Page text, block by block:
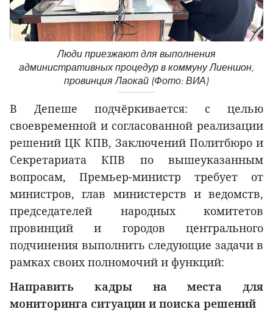
Люди приезжают для выполнения
административных процедур в коммуну Лиеншон,
провинция Лаокай (Фото: ВИА)
В Депеше подчёркивается: с целью
своевременной и согласованной реализации
решений ЦК КПВ, Заключений Политбюро и
Секретариата КПВ по вышеуказанным
вопросам, Премьер-министр требует от
министров, глав министерств и ведомств,
председателей народных комитетов
провинций и городов центрального
подчинения выполнить следующие задачи в
рамках своих полномочий и функций:
Направить кадры на места для
мониторинга ситуации и поиска решений